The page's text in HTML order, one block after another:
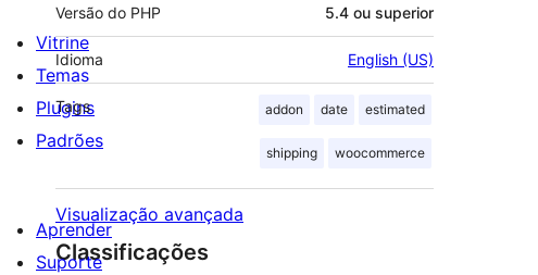
Versão do PHP 5.4 ou superior
Idioma English (US)
Tags addon date estimated
shipping woocommerce
Visualização avançada
Classificações
Vitrine
Temas
Plugins
Padrões
Aprender
Suporte